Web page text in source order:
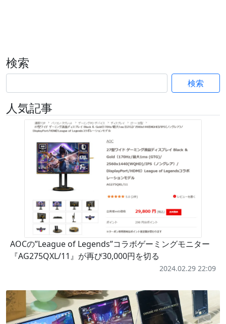
検索
検索
人気記事
AOCの”League of Legends”コラボゲーミングモニター
『AG275QXL/11』が再び30,000円を切る
2024.02.29 22:09